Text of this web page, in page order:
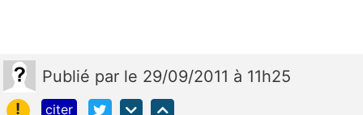
Publié par le 29/09/2011 à 11h25
!
citer